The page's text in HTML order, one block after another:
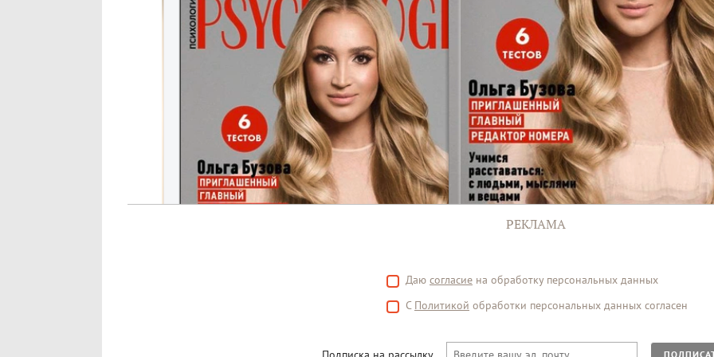
РЕКЛАМА
Даю согласие на обработку персональных данных
С Политикой обработки персональных данных согласен